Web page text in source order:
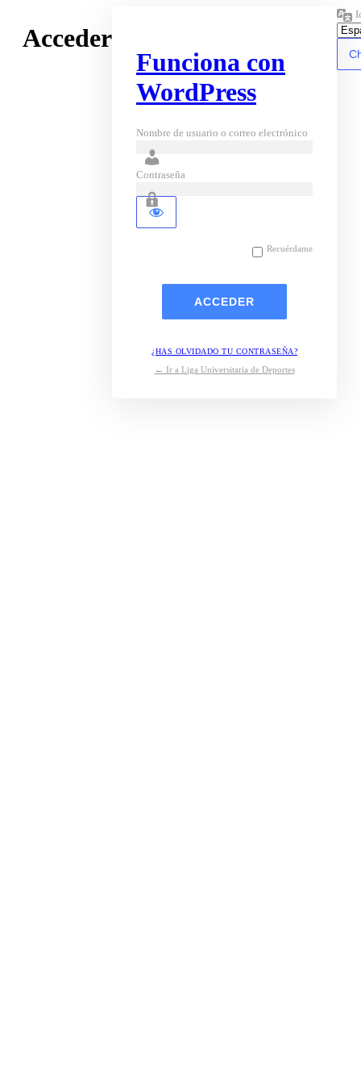
Acceder
Funciona con
WordPress
Nombre de usuario o correo electrónico
Contraseña
Recuérdame
¿HAS OLVIDADO TU CONTRASEÑA?
← Ir a Liga Universitaria de Deportes